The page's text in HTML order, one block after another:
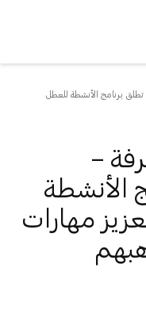
برنامج الأنشطة للعطل
–
الأنشطة
مهارات